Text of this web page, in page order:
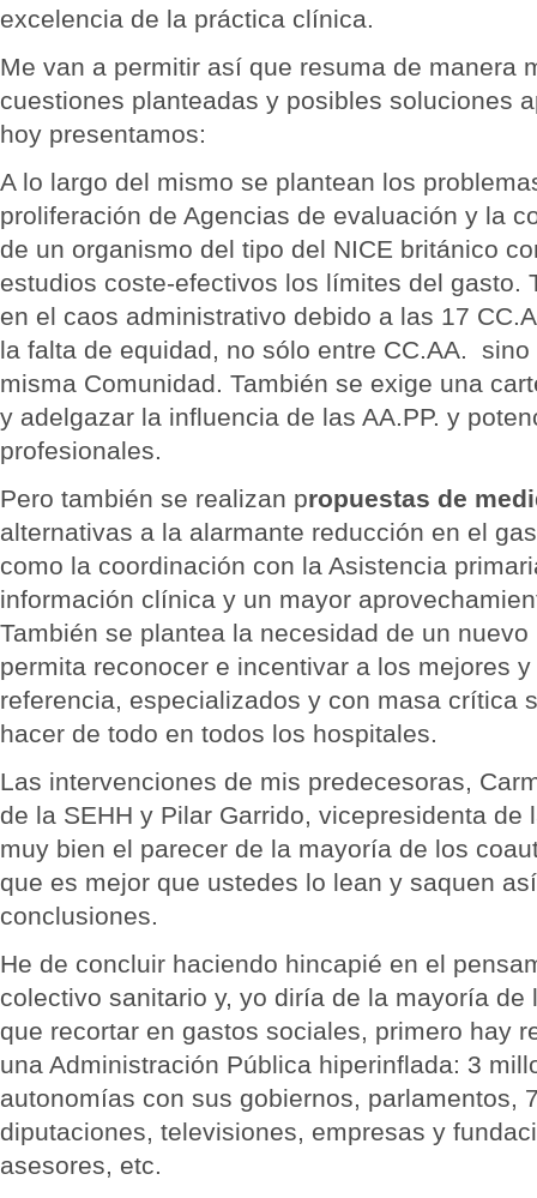
excelencia de la práctica clínica.
Me van a permitir así que resuma de manera
cuestiones planteadas y posibles soluciones
hoy presentamos:
A lo largo del mismo se plantean los
proliferación de Agencias de evaluación y la
de un organismo del tipo del NICE británico
estudios coste-efectivos los límites del gasto.
en el caos administrativo debido a las 17
la falta de equidad, no sólo entre CC.AA.
misma Comunidad. También se exige una
y adelgazar la influencia de las AA.PP. y
profesionales.
Pero también se realizan propuestas de
alternativas a la alarmante reducción en el
como la coordinación con la Asistencia
información clínica y un mayor
También se plantea la necesidad de un
permita reconocer e incentivar a los mejores
referencia, especializados y con masa crítica
hacer de todo en todos los hospitales.
Las intervenciones de mis predecesoras,
de la SEHH y Pilar Garrido, vicepresidenta de
muy bien el parecer de la mayoría de los
que es mejor que ustedes lo lean y saquen
conclusiones.
He de concluir haciendo hincapié en el
colectivo sanitario y, yo diría de la mayoría de
que recortar en gastos sociales, primero hay
una Administración Pública hiperinflada: 3
autonomías con sus gobiernos, parlamentos,
diputaciones, televisiones, empresas y
asesores, etc.